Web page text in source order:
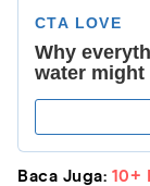
Baca Juga: 10+